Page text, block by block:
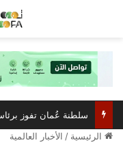
الرئيسية / الأخبار العالمية